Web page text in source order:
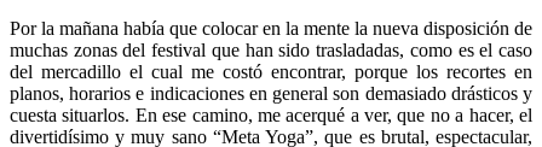
Por la mañana había que colocar en la mente la nueva disposición de
muchas zonas del festival que han sido trasladadas, como es el caso
del mercadillo el cual me costó encontrar, porque los recortes en
planos, horarios e indicaciones en general son demasiado drásticos y
cuesta situarlos. En ese camino, me acerqué a ver, que no a hacer, el
divertidísimo y muy sano “Meta Yoga”, que es brutal, espectacular,